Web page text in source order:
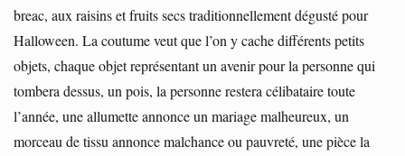
breac, aux raisins et fruits secs traditionnellement dégusté pour
Halloween. La coutume veut que l’on y cache différents petits
objets, chaque objet représentant un avenir pour la personne qui
tombera dessus, un pois, la personne restera célibataire toute
l’année, une allumette annonce un mariage malheureux, un
morceau de tissu annonce malchance ou pauvreté, une pièce la